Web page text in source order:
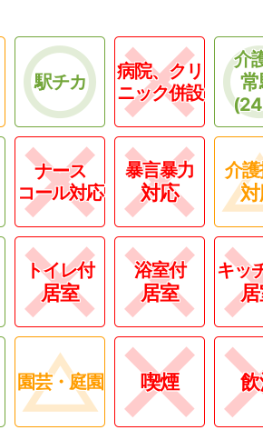
駅チカ
病院、クリ
ニック併設
介
ナース
コール対応
暴言暴力
対応
介
トイレ付
居室
浴室付
居室
キッ
園芸・庭園 喫煙